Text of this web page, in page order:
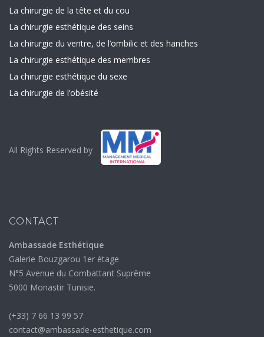
La chirurgie de la tête et du cou
La chirurgie esthétique des seins
La chirurgie du ventre, de l’ombilic et des hanches
La chirurgie esthétique des membres
La chirurgie esthétique du sexe
La chirurgie de l’obésité
All Rights Reserved by
CONTACT
Ambassade Esthétique
Galerie Bouzgarou 1er étage
N°5 Avenue du Combattant Suprême
5000 Monastir Tunisie.
(+33) 7 66 13 99 57
contact@ambassade-esthetique.com